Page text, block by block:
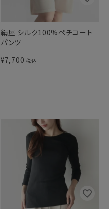
絹屋 シルク100%ペチコート
パンツ
¥7,700 税込